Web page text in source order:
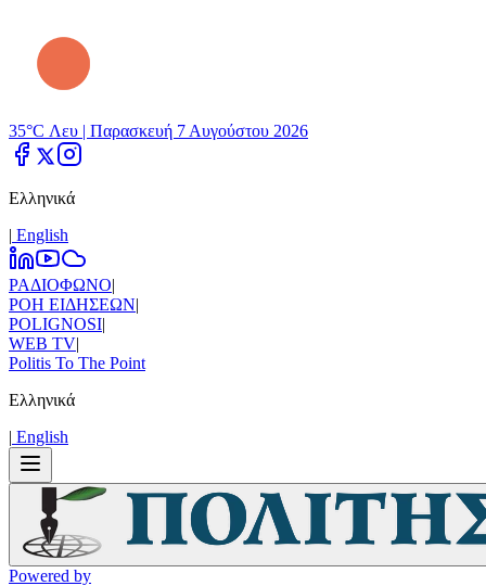
35°C Λευ | Παρασκευή 7 Αυγούστου 2026
Ελληνικά
| Εnglish
ΡΑΔΙΟΦΩΝΟ|
ΡΟΗ ΕΙΔΗΣΕΩΝ|
POLIGNOSI|
WEB TV|
Politis To The Point
Ελληνικά
| Εnglish
Powered by